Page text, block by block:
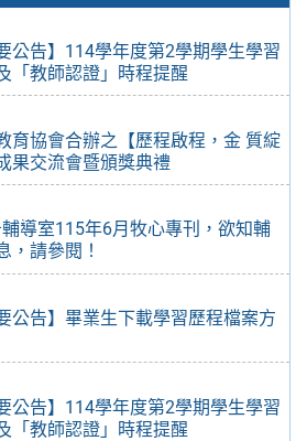
公告】114學年度第2學期學生學習
「教師認證」時程提醒
育協會合辦之【歷程啟程，金 質綻
果交流會暨頒獎典禮
導室115年6月牧心專刊，欲知輔
，請參閱！
公告】畢業生下載學習歷程檔案方
公告】114學年度第2學期學生學習
「教師認證」時程提醒